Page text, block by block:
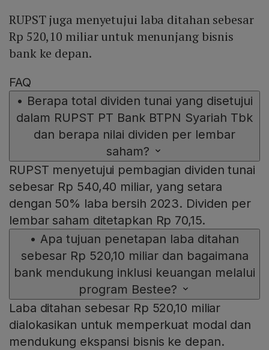
RUPST juga menyetujui laba ditahan sebesar
Rp 520,10 miliar untuk menunjang bisnis
bank ke depan.
FAQ
• Berapa total dividen tunai yang disetujui
dalam RUPST PT Bank BTPN Syariah Tbk
dan berapa nilai dividen per lembar
saham?
RUPST menyetujui pembagian dividen tunai
sebesar Rp 540,40 miliar, yang setara
dengan 50% laba bersih 2023. Dividen per
lembar saham ditetapkan Rp 70,15.
• Apa tujuan penetapan laba ditahan
sebesar Rp 520,10 miliar dan bagaimana
bank mendukung inklusi keuangan melalui
program Bestee?
Laba ditahan sebesar Rp 520,10 miliar
dialokasikan untuk memperkuat modal dan
mendukung ekspansi bisnis ke depan.